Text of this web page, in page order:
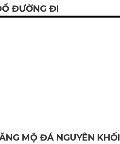
ĐƯỜNG ĐI
MỘ ĐÁ NGUYÊN KHỐI